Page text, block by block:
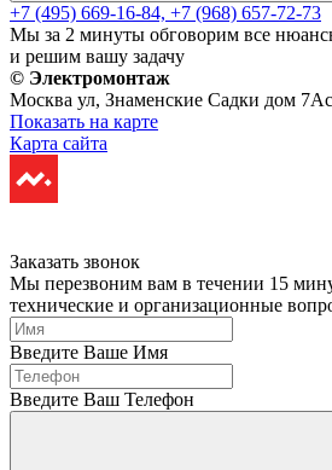
+7 (495) 669-16-84, +7 (968) 657-72-73
Мы за 2 минуты обговорим все
и решим вашу задачу
© Электромонтаж
Москва ул, Знаменские Садки дом
Показать на карте
Карта сайта
Заказать звонок
Мы перезвоним вам в течении 15
технические и организационные
Введите Ваше Имя
Введите Ваш Телефон